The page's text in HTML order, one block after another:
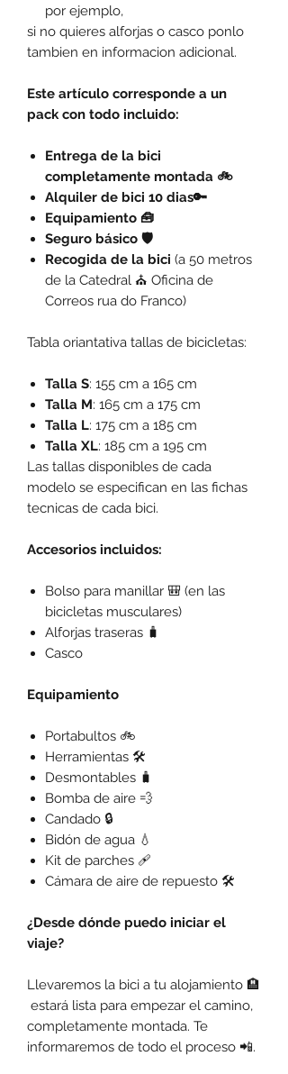
por ejemplo,
si no quieres alforjas o casco ponlo
tambien en informacion adicional.
Este artículo corresponde a un
pack con todo incluido:
Entrega de la bici
completamente montada 🚲
Alquiler de bici 10 dias🔑
Equipamiento 🧰
Seguro básico 🛡️
Recogida de la bici (a 50 metros
de la Catedral ⛪ Oficina de
Correos rua do Franco)
Tabla oriantativa tallas de bicicletas:
Talla S: 155 cm a 165 cm
Talla M: 165 cm a 175 cm
Talla L: 175 cm a 185 cm
Talla XL: 185 cm a 195 cm
Las tallas disponibles de cada
modelo se especifican en las fichas
tecnicas de cada bici.
Accesorios incluidos:
Bolso para manillar 🎒 (en las
bicicletas musculares)
Alforjas traseras 🧳
Casco
Equipamiento
Portabultos 🚲
Herramientas 🛠️
Desmontables 🧳
Bomba de aire 💨
Candado 🔒
Bidón de agua 💧
Kit de parches 🩹
Cámara de aire de repuesto 🛠️
¿Desde dónde puedo iniciar el
viaje?
Llevaremos la bici a tu alojamiento 🏨
estará lista para empezar el camino,
completamente montada. Te
informaremos de todo el proceso 📲.